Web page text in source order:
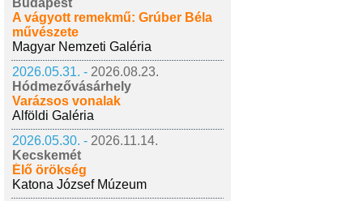
Budapest
A vágyott remekmű: Grúber Béla
művészete
Magyar Nemzeti Galéria
2026.05.31. - 2026.08.23.
Hódmezővásárhely
Varázsos vonalak
Alföldi Galéria
2026.05.30. - 2026.11.14.
Kecskemét
Élő örökség
Katona József Múzeum